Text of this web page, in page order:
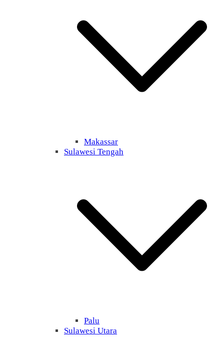
Makassar
Sulawesi Tengah
Palu
Sulawesi Utara